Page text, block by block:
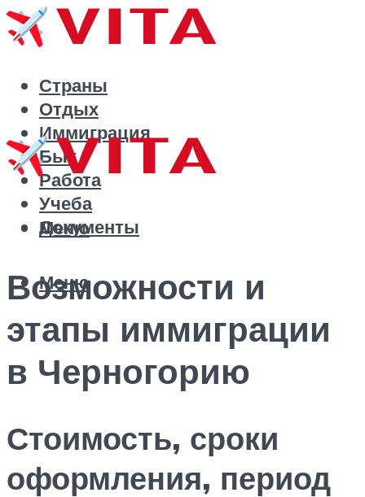
Страны
Отдых
Иммиграция
Быт
Работа
Учеба
Документы
Меню
Меню
Возможности и
этапы иммиграции
в Черногорию
Стоимость, сроки
оформления, период